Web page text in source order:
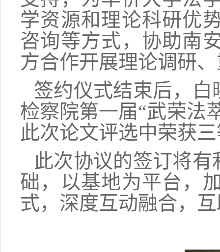
学资源和理论科研优
咨询等方式，协助南
方合作开展理论调研
签约仪式结束后，
检察院第一届“武荣法
此次论文评选中荣获
此次协议的签订将
础，以基地为平台，
式，深度互动融合，